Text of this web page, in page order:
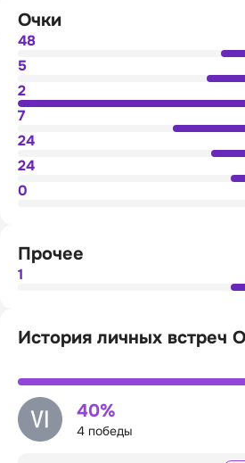
Очки
48
5
2
7
24
24
0
Прочее
1
История личных встреч
40%
4 победы